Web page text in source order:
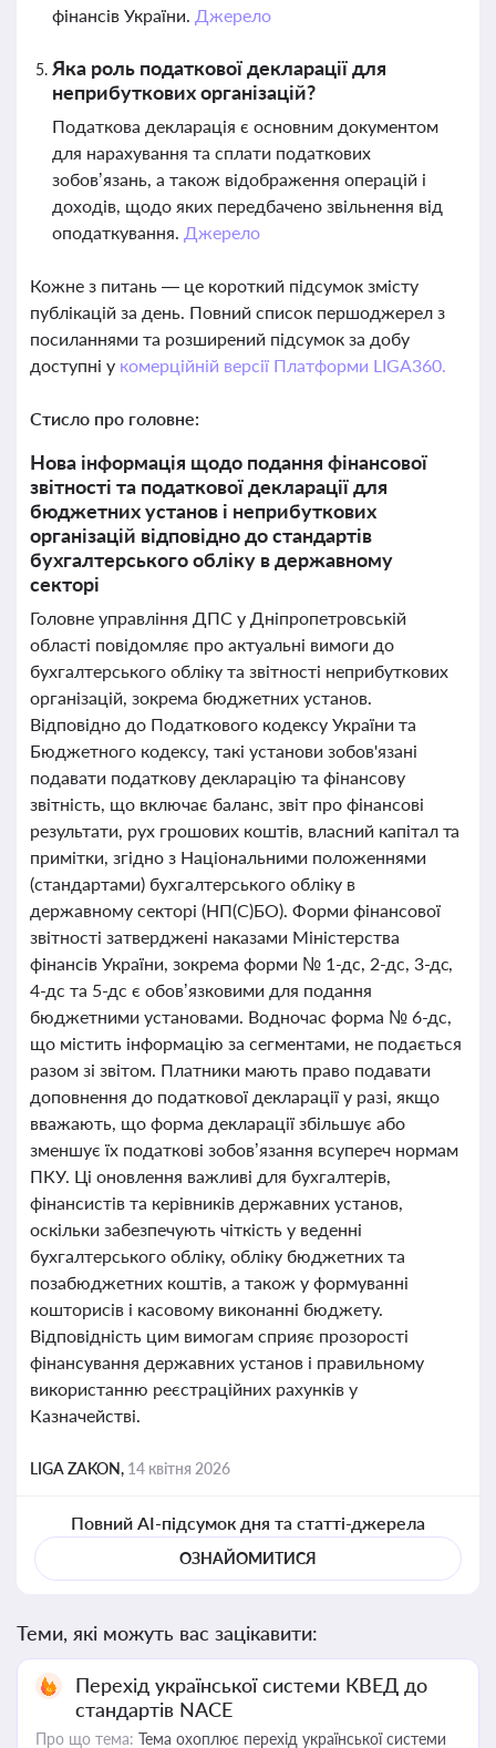
фінансів України. Джерело
Яка роль податкової декларації для
неприбуткових організацій?
Податкова декларація є основним документом
для нарахування та сплати податкових
зобов’язань, а також відображення операцій і
доходів, щодо яких передбачено звільнення від
оподаткування. Джерело
Кожне з питань — це короткий підсумок змісту
публікацій за день. Повний список першоджерел з
посиланнями та розширений підсумок за добу
доступні у комерційній версії Платформи LIGA360.
Стисло про головне:
Нова інформація щодо подання фінансової
звітності та податкової декларації для
бюджетних установ і неприбуткових
організацій відповідно до стандартів
бухгалтерського обліку в державному
секторі
Головне управління ДПС у Дніпропетровській
області повідомляє про актуальні вимоги до
бухгалтерського обліку та звітності неприбуткових
організацій, зокрема бюджетних установ.
Відповідно до Податкового кодексу України та
Бюджетного кодексу, такі установи зобов'язані
подавати податкову декларацію та фінансову
звітність, що включає баланс, звіт про фінансові
результати, рух грошових коштів, власний капітал та
примітки, згідно з Національними положеннями
(стандартами) бухгалтерського обліку в
державному секторі (НП(С)БО). Форми фінансової
звітності затверджені наказами Міністерства
фінансів України, зокрема форми № 1-дс, 2-дс, 3-дс,
4-дс та 5-дс є обов’язковими для подання
бюджетними установами. Водночас форма № 6-дс,
що містить інформацію за сегментами, не подається
разом зі звітом. Платники мають право подавати
доповнення до податкової декларації у разі, якщо
вважають, що форма декларації збільшує або
зменшує їх податкові зобов’язання всупереч нормам
ПКУ. Ці оновлення важливі для бухгалтерів,
фінансистів та керівників державних установ,
оскільки забезпечують чіткість у веденні
бухгалтерського обліку, обліку бюджетних та
позабюджетних коштів, а також у формуванні
кошторисів і касовому виконанні бюджету.
Відповідність цим вимогам сприяє прозорості
фінансування державних установ і правильному
використанню реєстраційних рахунків у
Казначействі.
LIGA ZAKON, 14 квітня 2026
Повний AI-підсумок дня та статті-джерела
ОЗНАЙОМИТИСЯ
Теми, які можуть вас зацікавити:
Перехід української системи КВЕД до
стандартів NACE
Про що тема: Тема охоплює перехід української системи